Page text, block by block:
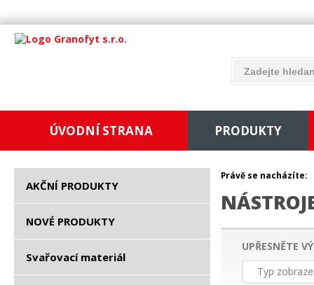
ÚVODNÍ STRANA PRODUKTY
AKČNÍ PRODUKTY
NOVÉ PRODUKTY
Svařovací materiál
Právě se nacházíte:
UPŘESNĚTE
Typ